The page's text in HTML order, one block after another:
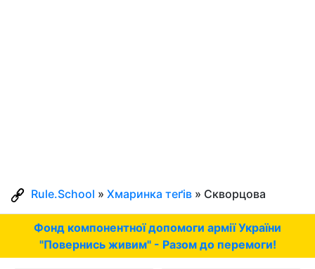
Rule.School » Хмаринка теґів » Скворцова
Фонд компонентної допомоги армії України
"Повернись живим" - Разом до перемоги!